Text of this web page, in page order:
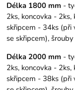
Délka 1800 mm -
2ks, koncovka - 2ks,
skřipcem - 34ks (při
se skřipcem),
Délka 2000 mm -
2ks, koncovka - 2ks,
skřipcem - 38ks (při